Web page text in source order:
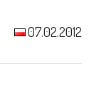
07.02.2012